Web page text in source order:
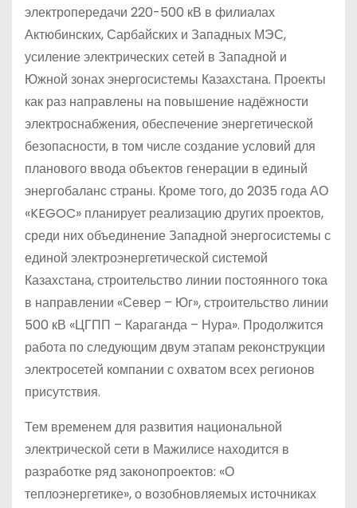
электропередачи 220-500 кВ в филиалах
Актюбинских, Сарбайских и Западных МЭС,
усиление электрических сетей в Западной и
Южной зонах энергосистемы Казахстана. Проекты
как раз направлены на повышение надёжности
электроснабжения, обеспечение энергетической
безопасности, в том числе создание условий для
планового ввода объектов генерации в единый
энергобаланс страны. Кроме того, до 2035 года АО
«KEGOC» планирует реализацию других проектов,
среди них объединение Западной энергосистемы с
единой электроэнергетической системой
Казахстана, строительство линии постоянного тока
в направлении «Север – Юг», строительство линии
500 кВ «ЦГПП – Караганда – Нура». Продолжится
работа по следующим двум этапам реконструкции
электросетей компании с охватом всех регионов
присутствия.
Тем временем для развития национальной
электрической сети в Мажилисе находится в
разработке ряд законопроектов: «О
теплоэнергетике», о возобновляемых источниках